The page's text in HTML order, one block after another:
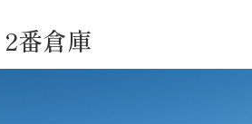
番倉庫